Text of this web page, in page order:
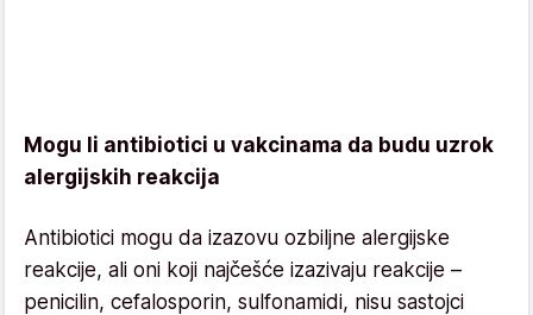
Mogu li antibiotici u vakcinama da budu uzrok
alergijskih reakcija
Antibiotici mogu da izazovu ozbiljne alergijske
reakcije, ali oni koji najčešće izazivaju reakcije –
penicilin, cefalosporin, sulfonamidi, nisu sastojci